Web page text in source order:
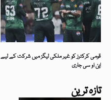
تازہ ترین
قومی کرکٹرز کو غیر ملکی لیگز میں شرکت کے لیے
این او سی جاری